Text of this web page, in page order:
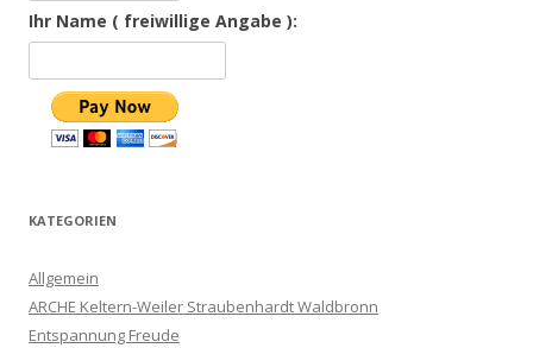
Ihr Name ( freiwillige Angabe ):
KATEGORIEN
Allgemein
ARCHE Keltern-Weiler Straubenhardt Waldbronn
Entspannung Freude